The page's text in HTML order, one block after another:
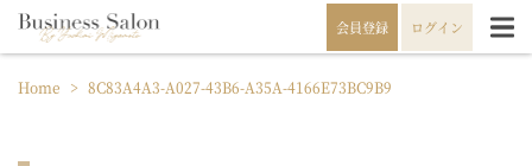
会員登録 ログイン
Home > 8C83A4A3-A027-43B6-A35A-4166E73BC9B9